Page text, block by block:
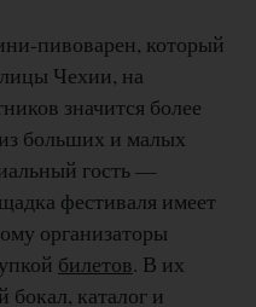
пивоварен, который
Чехии, на
значится более
больших и малых
гость —
фестиваля имеет
организаторы
билетов. В их
каталог и